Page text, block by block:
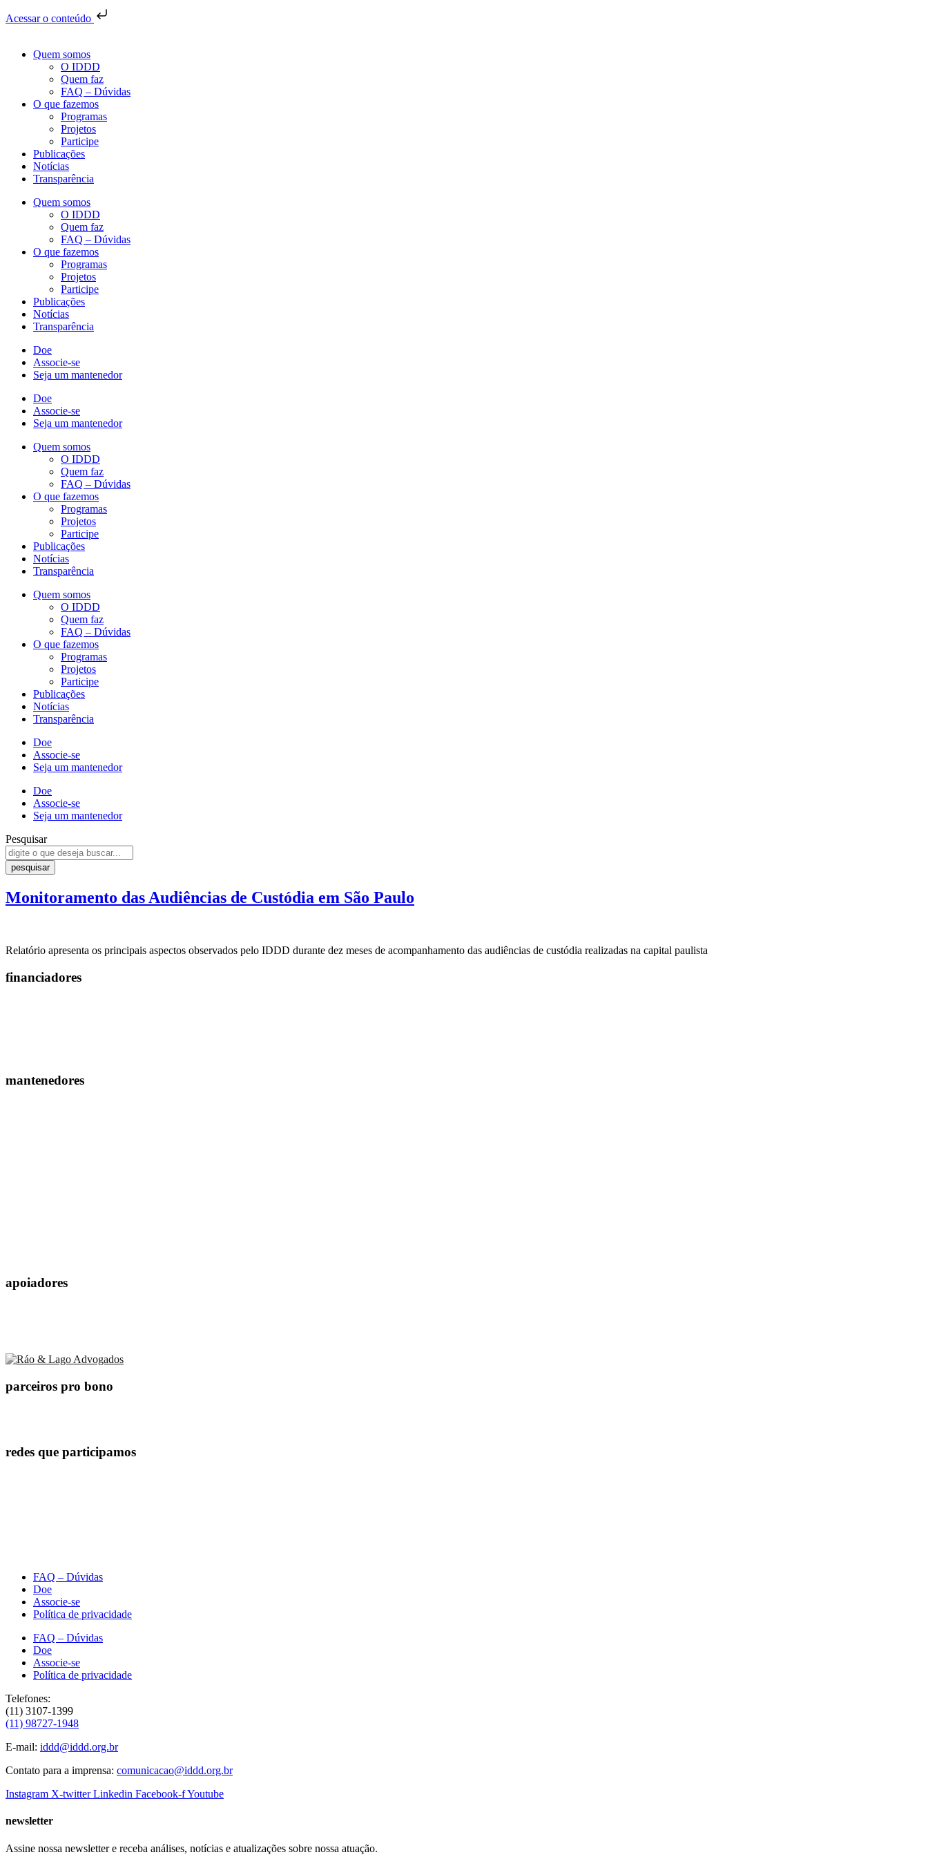
Acessar o conteúdo
Quem somos
O IDDD
Quem faz
FAQ – Dúvidas
O que fazemos
Programas
Projetos
Participe
Publicações
Notícias
Transparência
Quem somos
O IDDD
Quem faz
FAQ – Dúvidas
O que fazemos
Programas
Projetos
Participe
Publicações
Notícias
Transparência
Doe
Associe-se
Seja um mantenedor
Doe
Associe-se
Seja um mantenedor
Quem somos
O IDDD
Quem faz
FAQ – Dúvidas
O que fazemos
Programas
Projetos
Participe
Publicações
Notícias
Transparência
Quem somos
O IDDD
Quem faz
FAQ – Dúvidas
O que fazemos
Programas
Projetos
Participe
Publicações
Notícias
Transparência
Doe
Associe-se
Seja um mantenedor
Doe
Associe-se
Seja um mantenedor
Pesquisar
pesquisar
Monitoramento das Audiências de Custódia em São Paulo
Relatório apresenta os principais aspectos observados pelo IDDD durante dez meses de acompanhamento das audiências de custódia realizadas na capital paulista
financiadores
mantenedores
apoiadores
parceiros pro bono
redes que participamos
FAQ – Dúvidas
Doe
Associe-se
Política de privacidade
FAQ – Dúvidas
Doe
Associe-se
Política de privacidade
Telefones:
(11) 3107-1399
(11) 98727-1948
E-mail: iddd@iddd.org.br
Contato para a imprensa: comunicacao@iddd.org.br
Instagram X-twitter Linkedin Facebook-fYoutube
newsletter
Assine nossa newsletter e receba análises, notícias e atualizações sobre nossa atuação.